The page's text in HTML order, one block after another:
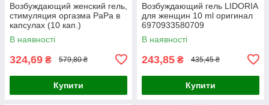
Возбуждающий женский гель,
стимуляция оргазма PaPa в
капсулах (10 кап.)
В наявності
324,69 ₴ 579,80 ₴
Купити
Возбуждающий гель LIDORIA
для женщин 10 ml оригинал
6970933580709
В наявності
243,85 ₴ 435,45 ₴
Купити